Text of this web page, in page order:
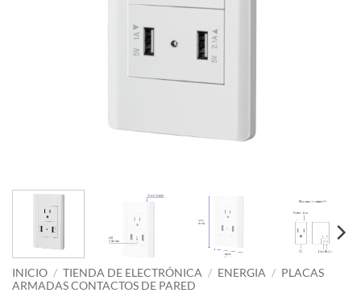
INICIO / TIENDA DE ELECTRÓNICA / ENERGIA / PLACAS
ARMADAS CONTACTOS DE PARED